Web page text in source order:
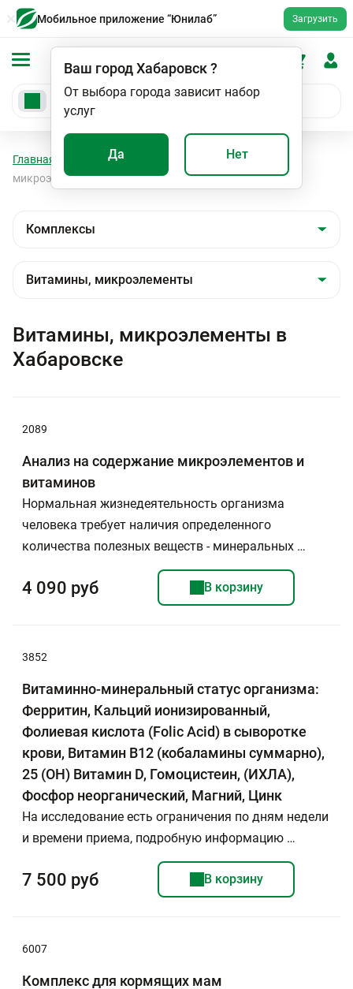
Мобильное приложение “Юнилаб” Загрузить
Ваш городХабаровск?
От выбора города зависит набор
услуг
Да Нет
Главная Анализы
Витамины,
микроэлементы
Витамины, микроэлементы в
Хабаровске
2089
Анализ на содержание микроэлементов и
витаминов
Нормальная жизнедеятельность организма
человека требует наличия определенного
количества полезных веществ - минеральных …
4 090 руб В корзину
3852
Витаминно-минеральный статус организма:
Ферритин, Кальций ионизированный,
Фолиевая кислота (Folic Acid) в сыворотке
крови, Витамин В12 (кобаламины суммарно),
25 (ОН) Витамин D, Гомоцистеин, (ИХЛА),
Фосфор неорганический, Магний, Цинк
На исследование есть ограничения по дням недели
и времени приема, подробную информацию …
7 500 руб В корзину
6007
Комплекс для кормящих мам